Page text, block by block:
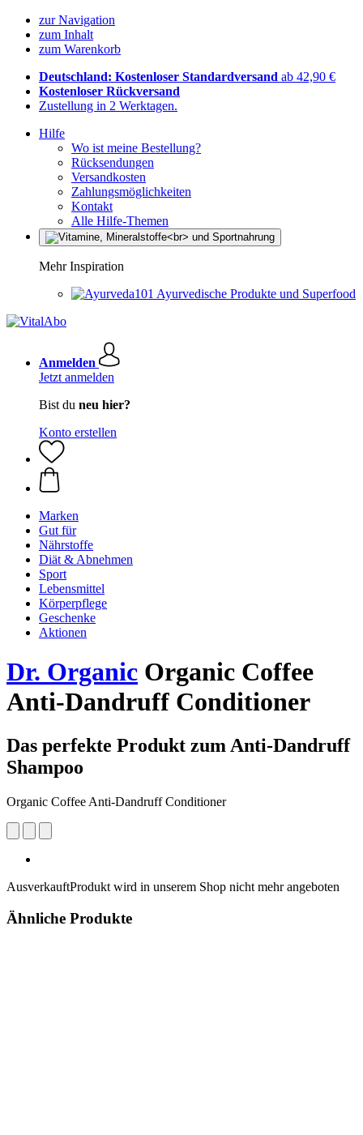
zur Navigation
zum Inhalt
zum Warenkorb
Deutschland: Kostenloser Standardversand ab 42,90 €
Kostenloser Rückversand
Zustellung in 2 Werktagen.
Hilfe
Wo ist meine Bestellung?
Rücksendungen
Versandkosten
Zahlungsmöglichkeiten
Kontakt
Alle Hilfe-Themen
Mehr Inspiration
Ayurvedische Produkte und Superfood
Anmelden
Jetzt anmelden
Bist du neu hier?
Konto erstellen
Marken
Gut für
Nährstoffe
Diät & Abnehmen
Sport
Lebensmittel
Körperpflege
Geschenke
Aktionen
Dr. Organic Organic Coffee
Anti-Dandruff Conditioner
Das perfekte Produkt zum Anti-Dandruff
Shampoo
Organic Coffee Anti-Dandruff Conditioner
AusverkauftProdukt wird in unserem Shop nicht mehr angeboten
Ähnliche Produkte